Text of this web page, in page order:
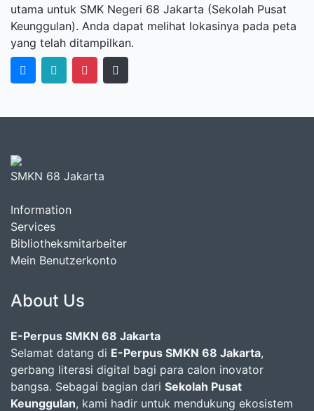
utama untuk SMK Negeri 68 Jakarta (Sekolah Pusat
Keunggulan). Anda dapat melihat lokasinya pada peta
yang telah ditampilkan.
SMKN 68 Jakarta
Information
Services
Bibliotheksmitarbeiter
Mein Benutzerkonto
About Us
E-Perpus SMKN 68 Jakarta
Selamat datang di E-Perpus SMKN 68 Jakarta,
gerbang literasi digital bagi para calon inovator
bangsa. Sebagai bagian dari Sekolah Pusat
Keunggulan, kami hadir untuk mendukung ekosistem